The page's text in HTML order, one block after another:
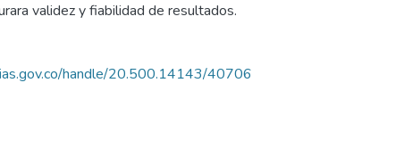
validez y fiabilidad de resultados.
handle/20.500.14143/40706